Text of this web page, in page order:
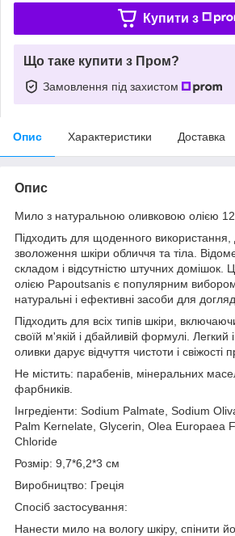
Купити з
Що таке купити з Пром?
Замовлення під захистом
Опис Характеристики Доставка
Опис
Мило з натуральною оливковою олією
Підходить для щоденного
зволоження шкіри обличчя та тіла.
складом і відсутністю штучних
олією Papoutsanis є популярним
натуральні і ефективні засоби для
Підходить для всіх типів шкіри,
своїй м'якій і дбайливій формулі.
оливки дарує відчуття чистоти і свіжості
Не містить: парабенів, мінеральних
фарбників.
Інгредіенти: Sodium Palmate, Sodium
Palm Kernelate, Glycerin, Olea Europaea
Chloride
Розмір: 9,7*6,2*3 см
Виробництво: Греція
Спосіб застосування:
Нанести мило на вологу шкіру, спінити